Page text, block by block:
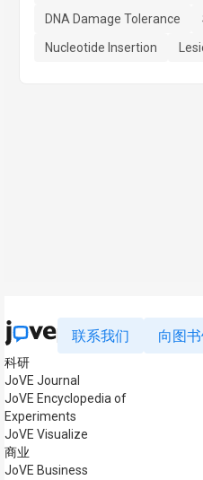
DNA Damage Tolerance
Nucleotide Insertion
联系我们 向图
科研
JoVE Journal
JoVE Encyclopedia of
Experiments
JoVE Visualize
商业
JoVE Business